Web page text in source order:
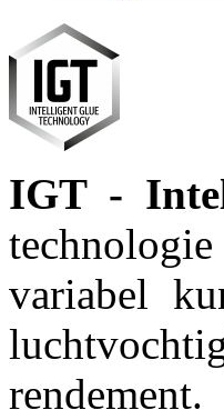
IGT -
variabel
rendement.